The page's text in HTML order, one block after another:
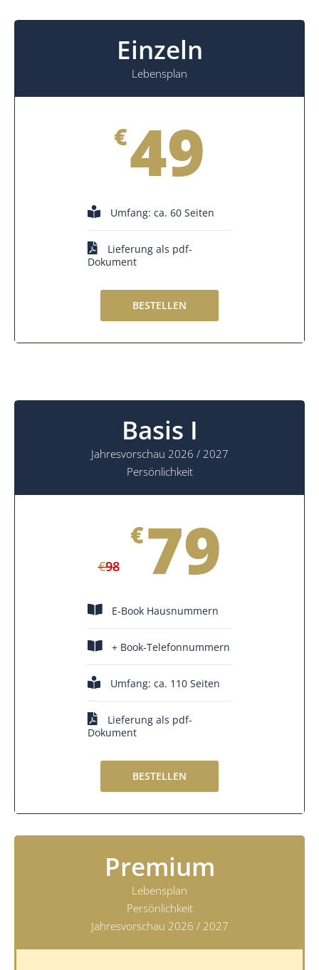
Einzeln
Lebensplan
€49
Umfang: ca. 60 Seiten
Lieferung als pdf-
Dokument
BESTELLEN
Basis I
Jahresvorschau 2026 / 2027
Persönlichkeit
€98
€79
E-Book Hausnummern
+ Book-Telefonnummern
Umfang: ca. 110 Seiten
Lieferung als pdf-
Dokument
BESTELLEN
Premium
Lebensplan
Persönlichkeit
Jahresvorschau 2026 / 2027